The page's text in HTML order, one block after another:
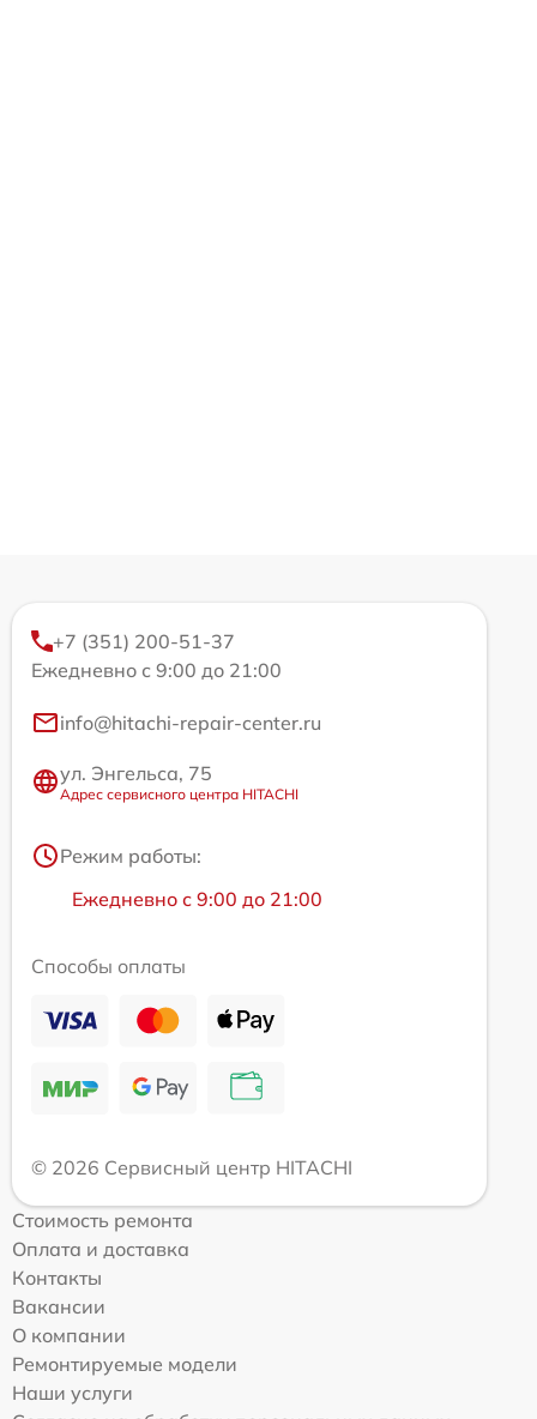
+7 (351) 200-51-37
Ежедневно с 9:00 до 21:00
info@hitachi-repair-center.ru
ул. Энгельса, 75
Адрес сервисного центра HITACHI
Режим работы:
Ежедневно с 9:00 до 21:00
Способы оплаты
© 2026 Сервисный центр HITACHI
Стоимость ремонта
Оплата и доставка
Контакты
Вакансии
О компании
Ремонтируемые модели
Наши услуги